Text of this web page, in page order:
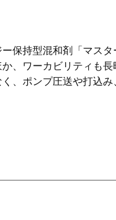
保持型混和剤「マス
、ワーカビリティも
、ポンプ圧送や打込